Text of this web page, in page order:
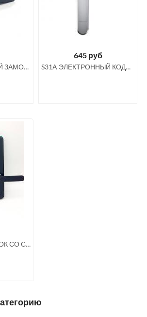
БИОМЕТРИЧЕСКИЙ ЗАМОК ДЛЯ МЕЖКОМНАТНЫХ ДВЕРЕЙ ORBITA N20
645 руб
S31A ЭЛЕКТРОННЫЙ КОДОВЫЙ ЗАМОК
ORBITA P7021 ЗАМОК СО СКАНЕРОМ ОТПЕЧАТКА ПАЛЬЦА